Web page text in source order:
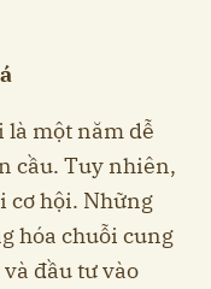
là một năm dễ
cầu. Tuy nhiên,
cơ hội. Những
hóa chuỗi cung
đầu tư vào